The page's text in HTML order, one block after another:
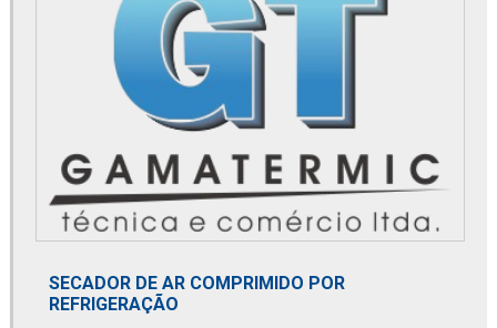
Distribuidor de dry cooler
Distribuidor de elemento microbiológico
Distribuidor de membrana de nitrogênio
Distribuidor norgren
Distribuidor parker
Distribuidor spirax sarco
SECADOR DE AR COMPRIMIDO POR
REFRIGERAÇÃO